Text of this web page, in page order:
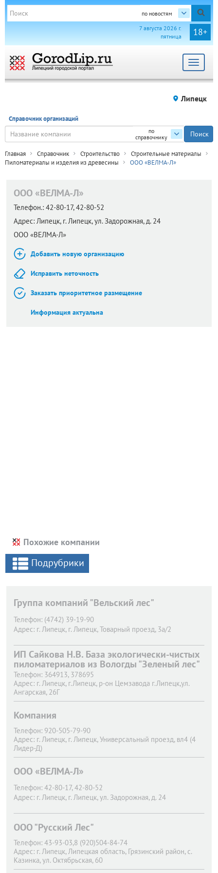
по новостям
18+
7 августа 2026 г.
пятница
Toggle
Липецк
Справочник организаций
по
справочнику
Главная Справочник Строительство
Строительные материалы
Пиломатериалы и изделия из древесины
ООО «ВЕЛМА-Л»
ООО «ВЕЛМА-Л»
Телефон.: 42-80-17, 42-80-52
Адрес: Липецк, г. Липецк, ул. Задорожная, д. 24
ООО «ВЕЛМА-Л»
Добавить новую организацию
Исправить неточность
Заказать приоритетное размещение
Информация актуальна
Похожие компании
Подрубрики
Группа компаний "Вельский лес"
Телефон: (4742) 39-19-90
Адрес: г. Липецк, г. Липецк, Товарный проезд, 3а/2
ИП Сайкова Н.В. База экологически-чистых
пиломатериалов из Вологды "Зеленый лес"
Телефон: 364913, 378695
Адрес: г. Липецк, г.Липецк, р-он Цемзавода г.Липецк,ул.
Ангарская, 26Г
Компания
Телефон: 920-505-79-90
Адрес: г. Липецк, г. Липецк, Универсальный проезд, вл4 (4
Лидер-Д)
ООО «ВЕЛМА-Л»
Телефон: 42-80-17, 42-80-52
Адрес: г. Липецк, г. Липецк, ул. Задорожная, д. 24
ООО "Русский Лес"
Телефон: 43-93-03,8 (920)504-84-74
Адрес: г. Липецк, Липецкая область, Грязинский район, с.
Казинка, ул. Октябрьская, 60